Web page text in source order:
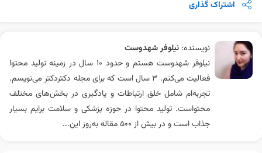
اشتراک گذاری
نویسنده: نیلوفر شهدوست
نیلوفر شهدوست هستم و حدود 10 سال در زمینه تولید محتوا
فعالیت می‌کنم. 3 سال است که برای مجله دکتردکتر می‌نویسم.
تجربه‌ام شامل خلق ارتباطات و یادگیری در بخش‌های مختلف
محتواست. تولید محتوا در حوزه پزشکی و سلامت برایم بسیار
جذاب است و در بیش از ۵۰۰ مقاله به‌روز این...